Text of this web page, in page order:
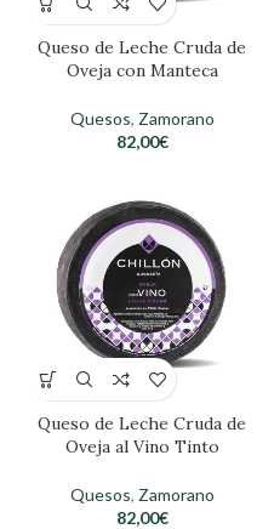
Queso de Leche Cruda de
Oveja con Manteca
Quesos, Zamorano
82,00€
Queso de Leche Cruda de
Oveja al Vino Tinto
Quesos, Zamorano
82,00€